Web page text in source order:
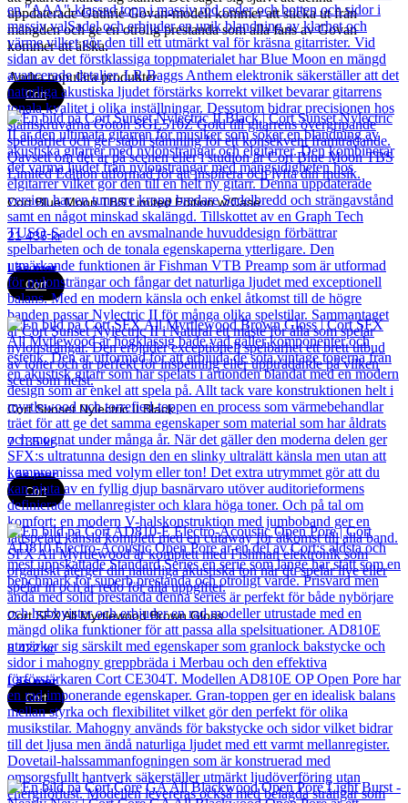
uppdaterade Guthrie Govan-modell kommer att sticka ut från
mängden och ge en otrolig prestanda som alla fans av Govan
kommer att älska.
Andra populära produkter
Cort
Cort Blue Moon TBS Limited Edition w/Case
21 435kr
Läs mer
Cort
Cort Sunset Nylectric II Black
7 135kr
Läs mer
Cort
Cort SFX All Myrtlewood Brown Gloss
8 422kr
Läs mer
Cort